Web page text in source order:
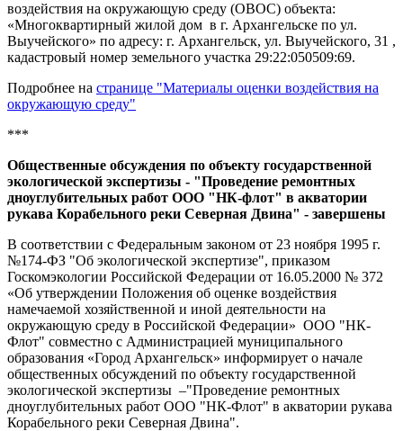
воздействия на окружающую среду (ОВОС) объекта:
«Многоквартирный жилой дом в г. Архангельске по ул.
Выучейского» по адресу: г. Архангельск, ул. Выучейского, 31 ,
кадастровый номер земельного участка 29:22:050509:69.
Подробнее на странице "Материалы оценки воздействия на
окружающую среду"
***
Общественные обсуждения по объекту государственной
экологической экспертизы - "Проведение ремонтных
дноуглубительных работ ООО "НК-флот" в акватории
рукава Корабельного реки Северная Двина" - завершены
В соответствии с Федеральным законом от 23 ноября 1995 г.
№174-ФЗ "Об экологической экспертизе", приказом
Госкомэкологии Российской Федерации от 16.05.2000 № 372
«Об утверждении Положения об оценке воздействия
намечаемой хозяйственной и иной деятельности на
окружающую среду в Российской Федерации» ООО "НК-
Флот" совместно с Администрацией муниципального
образования «Город Архангельск» информирует о начале
общественных обсуждений по объекту государственной
экологической экспертизы –"Проведение ремонтных
дноуглубительных работ ООО "НК-Флот" в акватории рукава
Корабельного реки Северная Двина".